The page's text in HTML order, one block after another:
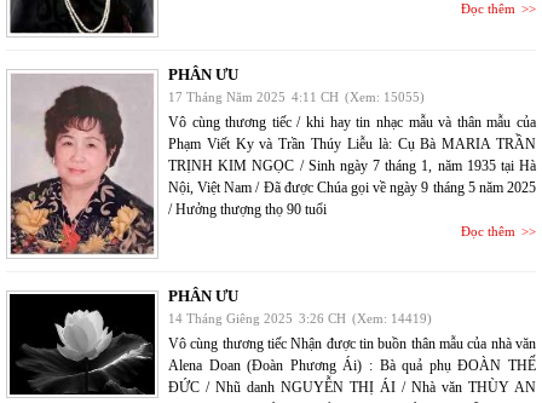
Đọc thêm
PHÂN ƯU
17 Tháng Năm 2025 4:11 CH (Xem: 15055)
Vô cùng thương tiếc / khi hay tin nhạc mẫu và thân mẫu của
Phạm Viết Ky và Trần Thúy Liễu là: Cụ Bà MARIA TRẦN
TRỊNH KIM NGỌC / Sinh ngày 7 tháng 1, năm 1935 tại Hà
Nội, Việt Nam / Đã được Chúa gọi về ngày 9 tháng 5 năm 2025
/ Hưởng thượng thọ 90 tuổi
Đọc thêm
PHÂN ƯU
14 Tháng Giêng 2025 3:26 CH (Xem: 14419)
Vô cùng thương tiếc Nhận được tin buồn thân mẫu của nhà văn
Alena Doan (Đoàn Phương Ái) : Bà quả phụ ĐOÀN THẾ
ĐỨC / Nhũ danh NGUYỄN THỊ ÁI / Nhà văn THÙY AN